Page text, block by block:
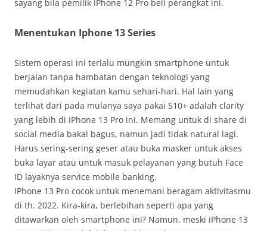
sayang bila pemilik iPhone 12 Pro beli perangkat ini.
Menentukan Iphone 13 Series
Sistem operasi ini terlalu mungkin smartphone untuk
berjalan tanpa hambatan dengan teknologi yang
memudahkan kegiatan kamu sehari-hari. Hal lain yang
terlihat dari pada mulanya saya pakai S10+ adalah clarity
yang lebih di iPhone 13 Pro ini. Memang untuk di share di
social media bakal bagus, namun jadi tidak natural lagi.
Harus sering-sering geser atau buka masker untuk akses
buka layar atau untuk masuk pelayanan yang butuh Face
ID layaknya service mobile banking.
IPhone 13 Pro cocok untuk menemani beragam aktivitasmu
di th. 2022. Kira-kira, berlebihan seperti apa yang
ditawarkan oleh smartphone ini? Namun, meski iPhone 13